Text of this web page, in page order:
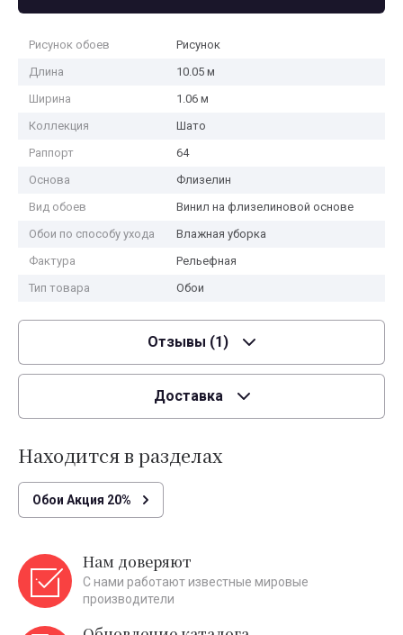
Рисунок обоев
Рисунок
Длина
10.05 м
Ширина
1.06 м
Коллекция
Шато
Раппорт
64
Основа
Флизелин
Вид обоев
Винил на флизелиновой основе
Обои по способу ухода
Влажная уборка
Фактура
Рельефная
Тип товара
Обои
Отзывы (1)
Доставка
Находится в разделах
Обои Акция 20%
Нам доверяют
С нами работают известные мировые
производители